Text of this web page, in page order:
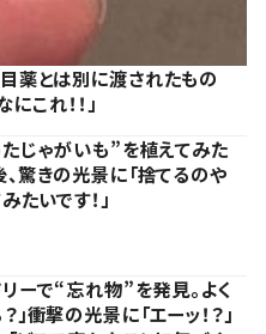
薬とは別に渡されたもの
これ！！」
じゃがいも”を植えてみた
驚きの光景に「捨てるのや
たいです！」
ーで“忘れ物”を発見。よく
衝撃の光景に「エーッ！？」